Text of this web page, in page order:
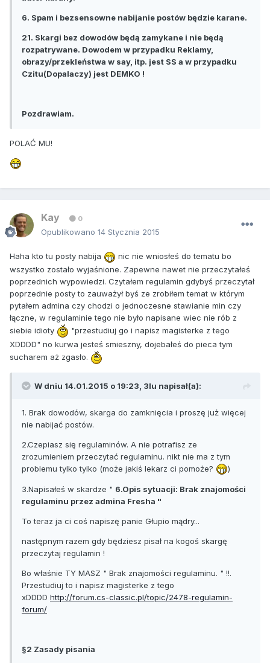
6. Spam i bezsensowne nabijanie postów będzie karane.
21. Skargi bez dowodów będą zamykane i nie będą
rozpatrywane. Dowodem w przypadku Reklamy,
obrazy/przekleństwa w say, itp. jest SS a w przypadku
Czitu(Dopalaczy) jest DEMKO !
Pozdrawiam.
POLAĆ MU!
Kay 0
Opublikowano 14 Stycznia 2015
Haha kto tu posty nabija
nic nie wniosłeś do tematu bo
wszystko zostało wyjaśnione. Zapewne nawet nie przeczytałeś
poprzednich wypowiedzi. Czytałem regulamin gdybyś przeczytał
poprzednie posty to zauważył byś ze zrobiłem temat w którym
pytałem admina czy chodzi o jednoczesne stawianie min czy
łączne, w regulaminie tego nie było napisane wiec nie rób z
siebie idioty
"przestudiuj go i napisz magisterke z tego
XDDDD" no kurwa jesteś smieszny, dojebałeś do pieca tym
sucharem aż zgasło.
W dniu 14.01.2015 o 19:23, 3lu napisał(a):
1. Brak dowodów, skarga do zamknięcia i proszę już więcej
nie nabijać postów.
2.Czepiasz się regulaminów. A nie potrafisz ze
zrozumieniem przeczytać regulaminu. nikt nie ma z tym
problemu tylko tylko (może jakiś lekarz ci pomoże?
)
3.Napisałeś w skardze " 6.Opis sytuacji: Brak znajomości
regulaminu przez admina Fresha "
To teraz ja ci coś napiszę panie Głupio mądry...
następnym razem gdy będziesz pisał na kogoś skargę
przeczytaj regulamin !
Bo właśnie TY MASZ " Brak znajomości regulaminu. " !!.
Przestudiuj to i napisz magisterke z tego
xDDDD http://forum.cs-classic.pl/topic/2478-regulamin-
forum/
§2 Zasady pisania